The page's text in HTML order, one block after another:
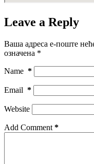
Leave a Reply
Ваша адреса е-поште
означена *
Name *
Email *
Website
Add Comment *